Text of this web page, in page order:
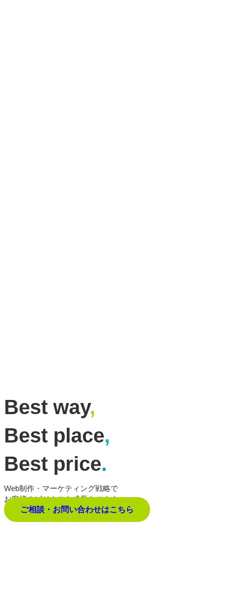
Best way,
Best place,
Best price.
Web制作・マーケティング戦略で
お客様のビジネスを成長させます。
ご相談・お問い合わせはこちら